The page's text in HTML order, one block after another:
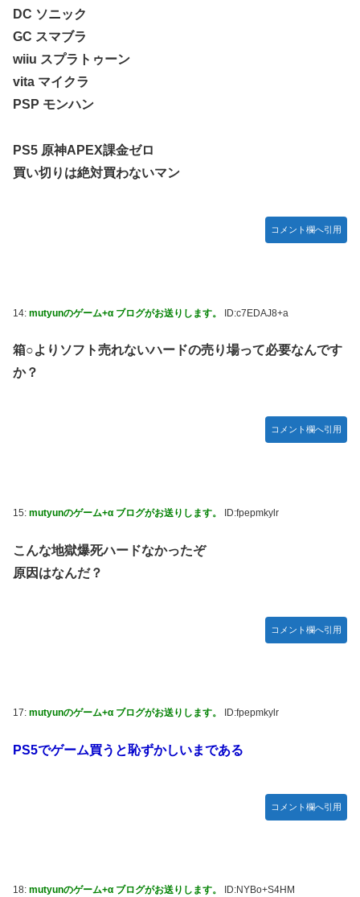
DC ソニック
GC スマブラ
wiiu スプラトゥーン
vita マイクラ
PSP モンハン
PS5 原神APEX課金ゼロ
買い切りは絶対買わないマン
コメント欄へ引用
14: mutyunのゲーム+α ブログがお送りします。 ID:c7EDAJ8+a
箱○よりソフト売れないハードの売り場って必要なんです
か？
コメント欄へ引用
15: mutyunのゲーム+α ブログがお送りします。 ID:fpepmkylr
こんな地獄爆死ハードなかったぞ
原因はなんだ？
コメント欄へ引用
17: mutyunのゲーム+α ブログがお送りします。 ID:fpepmkylr
PS5でゲーム買うと恥ずかしいまである
コメント欄へ引用
18: mutyunのゲーム+α ブログがお送りします。 ID:NYBo+S4HM